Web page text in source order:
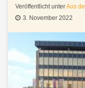
Veröffentlicht unterAus
3. November 2022